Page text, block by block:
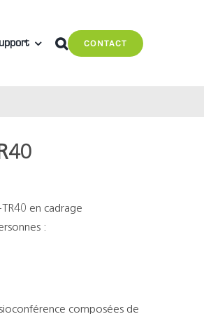
CONTACT
en cadrage
:
composées de